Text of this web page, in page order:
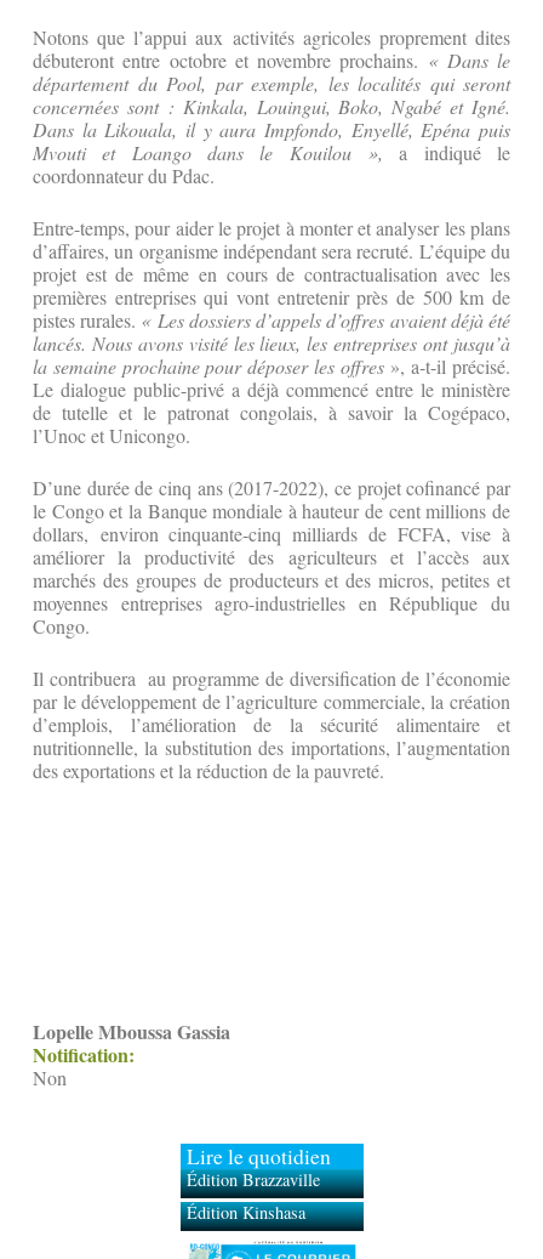
Notons que l’appui aux activités agricoles proprement dites
débuteront entre octobre et novembre prochains. « Dans le
département du Pool, par exemple, les localités qui seront
concernées sont : Kinkala, Louingui, Boko, Ngabé et Igné.
Dans la Likouala, il y aura Impfondo, Enyellé, Epéna puis
Mvouti et Loango dans le Kouilou », a indiqué le
coordonnateur du Pdac.
Entre-temps, pour aider le projet à monter et analyser les plans
d’affaires, un organisme indépendant sera recruté. L’équipe du
projet est de même en cours de contractualisation avec les
premières entreprises qui vont entretenir près de 500 km de
pistes rurales. « Les dossiers d’appels d’offres avaient déjà été
lancés. Nous avons visité les lieux, les entreprises ont jusqu’à
la semaine prochaine pour déposer les offres», a-t-il précisé.
Le dialogue public-privé a déjà commencé entre le ministère
de tutelle et le patronat congolais, à savoir la Cogépaco,
l’Unoc et Unicongo.
D’une durée de cinq ans (2017-2022), ce projet cofinancé par
le Congo et la Banque mondiale à hauteur de cent millions de
dollars, environ cinquante-cinq milliards de FCFA, vise à
améliorer la productivité des agriculteurs et l’accès aux
marchés des groupes de producteurs et des micros, petites et
moyennes entreprises agro-industrielles en République du
Congo.
Il contribuera au programme de diversification de l’économie
par le développement de l’agriculture commerciale, la création
d’emplois, l’amélioration de la sécurité alimentaire et
nutritionnelle, la substitution des importations, l’augmentation
des exportations et la réduction de la pauvreté.
Lopelle Mboussa Gassia
Notification:
Non
Lire le quotidien
Édition Brazzaville
Édition Kinshasa